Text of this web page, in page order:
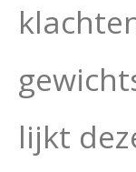
lijkt